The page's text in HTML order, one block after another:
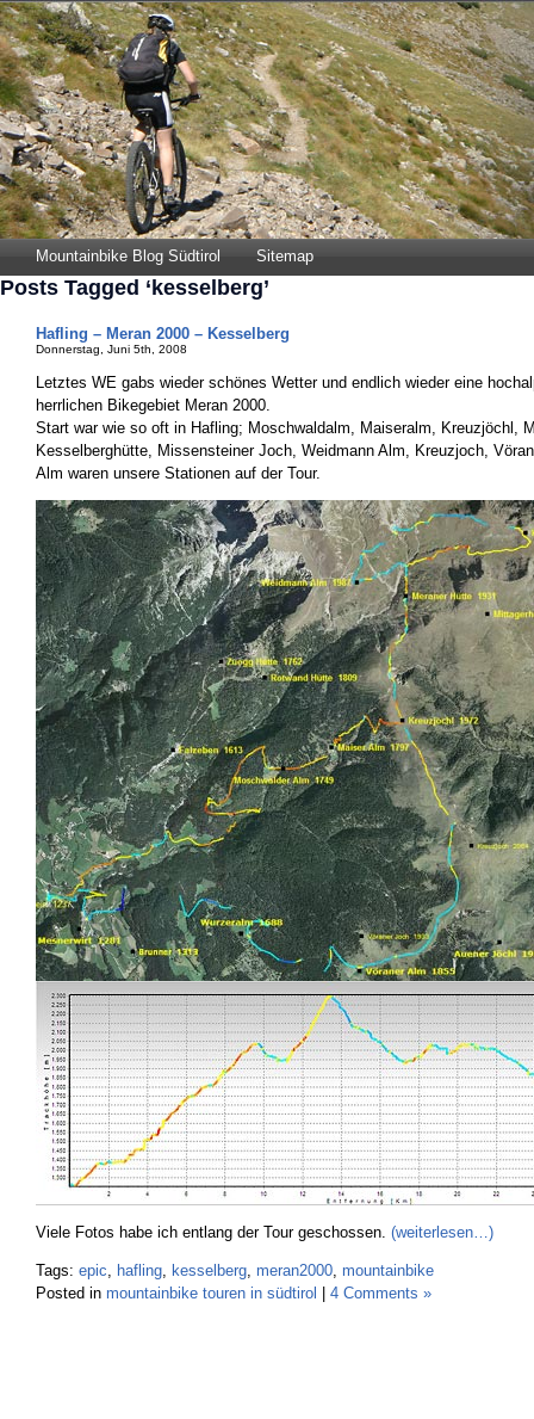
Mountainbike Blog Südtirol Sitemap
Posts Tagged ‘kesselberg’
Hafling – Meran 2000 – Kesselberg
Donnerstag, Juni 5th, 2008
Letztes WE gabs wieder schönes Wetter und endlich wieder eine
herrlichen Bikegebiet Meran 2000.
Start war wie so oft in Hafling; Moschwaldalm, Maiseralm, Kreuzjöchl,
Kesselberghütte, Missensteiner Joch, Weidmann Alm, Kreuzjoch,
Alm waren unsere Stationen auf der Tour.
Viele Fotos habe ich entlang der Tour geschossen. (weiterlesen…)
Tags: epic, hafling, kesselberg, meran2000, mountainbike
Posted in mountainbike touren in südtirol 4 Comments »